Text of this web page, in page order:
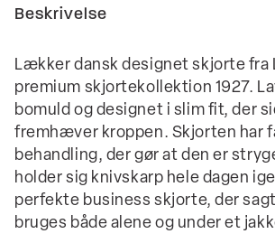
Beskrivelse
Lækker dansk designet skjorte fra
premium skjortekollektion 1927.
bomuld og designet i slim fit, der
fremhæver kroppen. Skjorten har
behandling, der gør at den er
holder sig knivskarp hele dagen
perfekte business skjorte, der
bruges både alene og under et